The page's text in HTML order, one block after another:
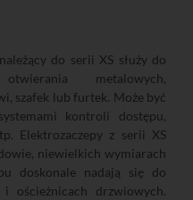
należący do serii XS służy do
metalowych,
szafek lub furtek. Może być
kontroli dostępu,
Elektrozaczepy z serii XS
niewielkich wymiarach
doskonale nadają się do
ościeżnicach drzwiowych.